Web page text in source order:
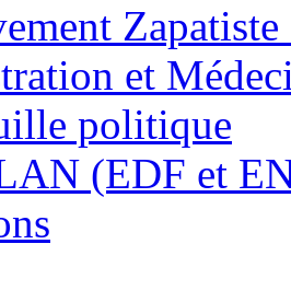
et
politique
(EDF et